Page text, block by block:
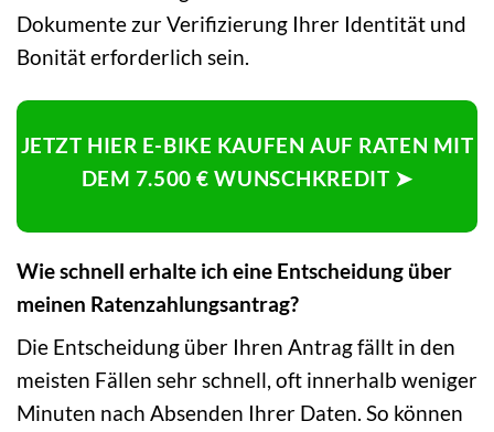
Dokumente zur Verifizierung Ihrer Identität und
Bonität erforderlich sein.
JETZT HIER E-BIKE KAUFEN AUF RATEN MIT
DEM 7.500 € WUNSCHKREDIT ➤
Wie schnell erhalte ich eine Entscheidung über
meinen Ratenzahlungsantrag?
Die Entscheidung über Ihren Antrag fällt in den
meisten Fällen sehr schnell, oft innerhalb weniger
Minuten nach Absenden Ihrer Daten. So können